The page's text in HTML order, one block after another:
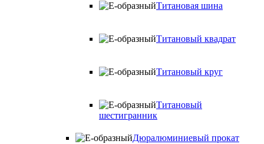
Титановая шина
Титановый квадрат
Титановый круг
Титановый
шестигранник
Дюралюминиевый прокат